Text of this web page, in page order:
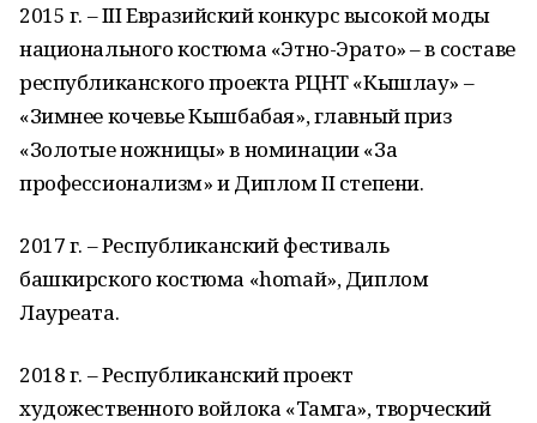
2015 г. – ІІІ Евразийский конкурс высокой моды
национального костюма «Этно-Эрато» – в составе
республиканского проекта РЦНТ «Кышлау» –
«Зимнее кочевье Кышбабая», главный приз
«Золотые ножницы» в номинации «За
профессионализм» и Диплом ІІ степени.
2017 г. – Республиканский фестиваль
башкирского костюма «homaй», Диплом
Лауреата.
2018 г. – Республиканский проект
художественного войлока «Тамга», творческий